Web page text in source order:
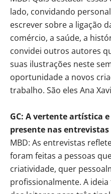
lado, convidando
escrever sobre a ligação
comércio, a saúde, a
convidei outros autores
suas ilustrações neste
oportunidade a novos
trabalho. São eles Ana
GC: A vertente artística
presente nas entrevistas
MBD: As entrevistas
foram feitas a pessoas
criatividade, quer
profissionalmente. A